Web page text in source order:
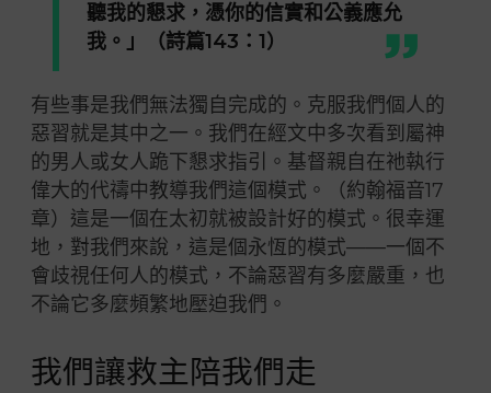
聽我的懇求，憑你的信實和公義應允
我。」（詩篇143：1）
有些事是我們無法獨自完成的。克服我們個人的
惡習就是其中之一。我們在經文中多次看到屬神
的男人或女人跪下懇求指引。基督親自在祂執行
偉大的代禱中教導我們這個模式。（約翰福音17
章）這是一個在太初就被設計好的模式。很幸運
地，對我們來說，這是個永恆的模式——一個不
會歧視任何人的模式，不論惡習有多麼嚴重，也
不論它多麼頻繁地壓迫我們。
我們讓救主陪我們走